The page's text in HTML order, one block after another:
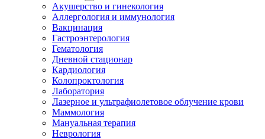
Акушерство и гинекология
Аллергология и иммунология
Вакцинация
Гастроэнтерология
Гематология
Дневной стационар
Кардиология
Колопроктология
Лаборатория
Лазерное и ультрафиолетовое облучение крови
Маммология
Мануальная терапия
Неврология